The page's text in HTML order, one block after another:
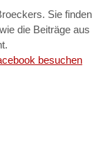
Sie finden
die Beiträge aus
besuchen